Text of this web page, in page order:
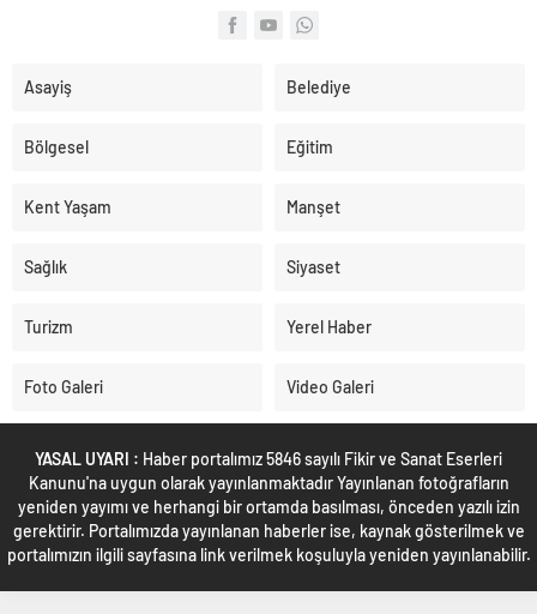
Asayiş Belediye
Bölgesel Eğitim
Kent Yaşam Manşet
Sağlık Siyaset
Turizm Yerel Haber
Foto Galeri Video Galeri
YASAL UYARI : Haber portalımız 5846 sayılı Fikir ve Sanat Eserleri
Kanunu'na uygun olarak yayınlanmaktadır Yayınlanan fotoğrafların
yeniden yayımı ve herhangi bir ortamda basılması, önceden yazılı izin
gerektirir. Portalımızda yayınlanan haberler ise, kaynak gösterilmek ve
portalımızın ilgili sayfasına link verilmek koşuluyla yeniden yayınlanabilir.